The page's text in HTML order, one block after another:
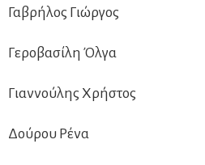
Γαβρήλος Γιώργος
Γεροβασίλη Όλγα
Γιαννούλης Χρήστος
Δούρου Ρένα